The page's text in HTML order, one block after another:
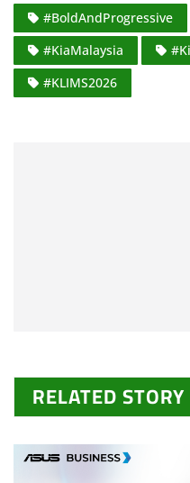
#BoldAndProgressive
#KiaMalaysia
#KLIMS2026
RELATED STORY